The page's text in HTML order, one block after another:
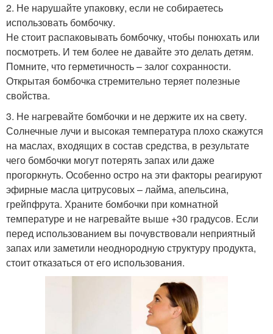
2. Не нарушайте упаковку, если не собираетесь
использовать бомбочку.
Не стоит распаковывать бомбочку, чтобы понюхать или
посмотреть. И тем более не давайте это делать детям.
Помните, что герметичность – залог сохранности.
Открытая бомбочка стремительно теряет полезные
свойства.
3. Не нагревайте бомбочки и не держите их на свету.
Солнечные лучи и высокая температура плохо скажутся
на маслах, входящих в состав средства, в результате
чего бомбочки могут потерять запах или даже
прогоркнуть. Особенно остро на эти факторы реагируют
эфирные масла цитрусовых – лайма, апельсина,
грейпфрута. Храните бомбочки при комнатной
температуре и не нагревайте выше +30 градусов. Если
перед использованием вы почувствовали неприятный
запах или заметили неоднородную структуру продукта,
стоит отказаться от его использования.